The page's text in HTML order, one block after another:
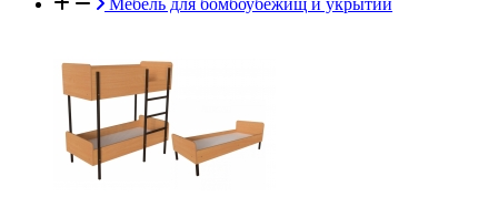
Мебель для бомбоубежищ и укрытий